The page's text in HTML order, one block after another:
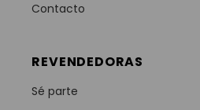
Contacto
REVENDEDORAS
Sé parte